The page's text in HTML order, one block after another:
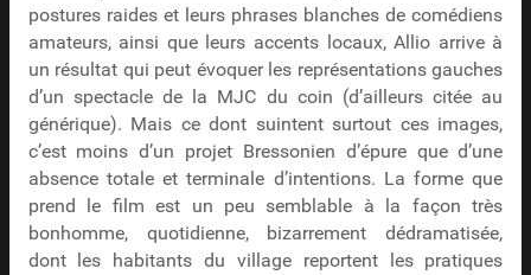
postures raides et leurs phrases blanches de comédiens
amateurs, ainsi que leurs accents locaux, Allio arrive à
un résultat qui peut évoquer les représentations gauches
d’un spectacle de la MJC du coin (d’ailleurs citée au
générique). Mais ce dont suintent surtout ces images,
c’est moins d’un projet Bressonien d’épure que d’une
absence totale et terminale d’intentions. La forme que
prend le film est un peu semblable à la façon très
bonhomme, quotidienne, bizarrement dédramatisée,
dont les habitants du village reportent les pratiques